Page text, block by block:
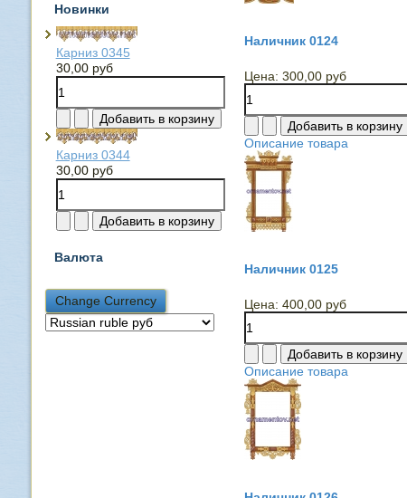
Новинки
Карниз 0345
30,00 руб
Карниз 0344
30,00 руб
Валюта
Наличник 0124
Цена: 300,00 руб
Описание товара
Наличник 0125
Цена: 400,00 руб
Описание товара